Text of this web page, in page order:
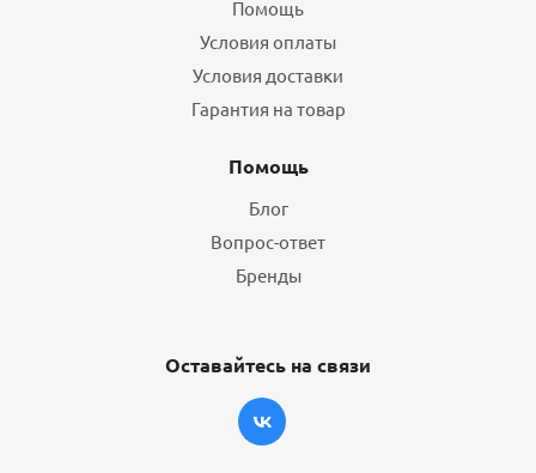
Помощь
Условия оплаты
Условия доставки
Гарантия на товар
Помощь
Блог
Вопрос-ответ
Бренды
Оставайтесь на связи